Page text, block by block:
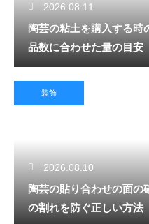
2026.08.11
陶芸の粘土を購入する時
品数に合わせた量の目安
装飾
2026.08.10
陶芸の貼り合わせの面の
の割れを防ぐ正しい方法